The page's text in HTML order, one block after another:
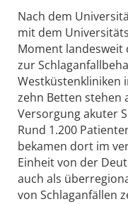
Nach dem
mit dem
Moment
zur
Westküstenkliniken
zehn Betten stehen
Versorgung akuter
Rund 1.200
bekamen dort im
Einheit von der
auch als
von Schlaganfällen